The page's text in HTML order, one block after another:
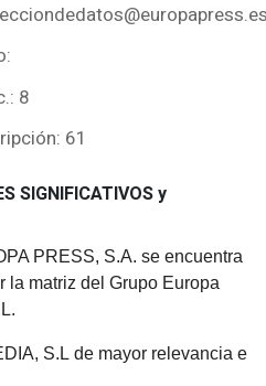
8
61
SIGNIFICATIVOS y
PRESS, S.A. se encuentra
la matriz del Grupo Europa
S.L de mayor relevancia e